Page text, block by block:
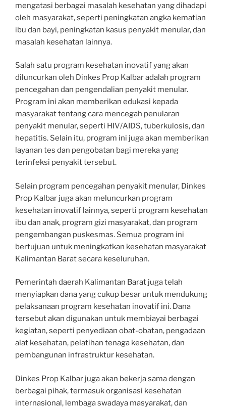
mengatasi berbagai masalah kesehatan yang dihadapi
oleh masyarakat, seperti peningkatan angka kematian
ibu dan bayi, peningkatan kasus penyakit menular, dan
masalah kesehatan lainnya.
Salah satu program kesehatan inovatif yang akan
diluncurkan oleh Dinkes Prop Kalbar adalah program
pencegahan dan pengendalian penyakit menular.
Program ini akan memberikan edukasi kepada
masyarakat tentang cara mencegah penularan
penyakit menular, seperti HIV/AIDS, tuberkulosis, dan
hepatitis. Selain itu, program ini juga akan memberikan
layanan tes dan pengobatan bagi mereka yang
terinfeksi penyakit tersebut.
Selain program pencegahan penyakit menular, Dinkes
Prop Kalbar juga akan meluncurkan program
kesehatan inovatif lainnya, seperti program kesehatan
ibu dan anak, program gizi masyarakat, dan program
pengembangan puskesmas. Semua program ini
bertujuan untuk meningkatkan kesehatan masyarakat
Kalimantan Barat secara keseluruhan.
Pemerintah daerah Kalimantan Barat juga telah
menyiapkan dana yang cukup besar untuk mendukung
pelaksanaan program kesehatan inovatif ini. Dana
tersebut akan digunakan untuk membiayai berbagai
kegiatan, seperti penyediaan obat-obatan, pengadaan
alat kesehatan, pelatihan tenaga kesehatan, dan
pembangunan infrastruktur kesehatan.
Dinkes Prop Kalbar juga akan bekerja sama dengan
berbagai pihak, termasuk organisasi kesehatan
internasional, lembaga swadaya masyarakat, dan